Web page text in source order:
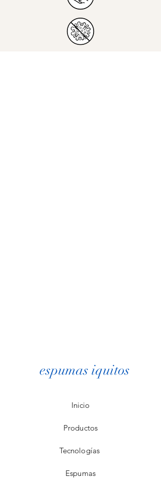
espumas iquitos
Inicio
Productos
Tecnologías
Espumas